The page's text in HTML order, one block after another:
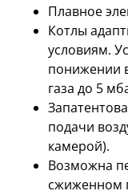
Плавное
Котлы
условиям.
понижении
газа до 5
подачи
камерой).
Возможна
сжиженном